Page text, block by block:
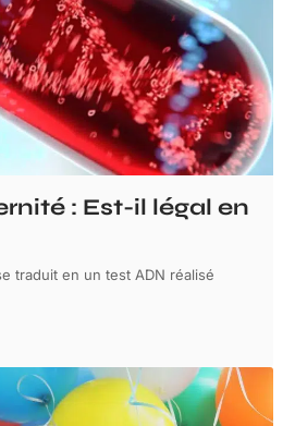
: Est-il légal en
traduit en un test ADN réalisé